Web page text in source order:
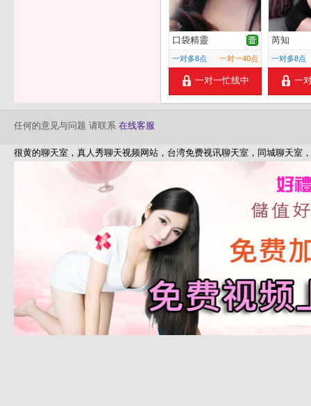
口袋精靈
一对多8点 一对一40点
一对一忙线中
芮知
一对多8点
一
任何的意见与问题 请联系 在线客服
很黄的聊天室，真人秀聊天视频网站，台湾免费视讯聊天室，同城聊天